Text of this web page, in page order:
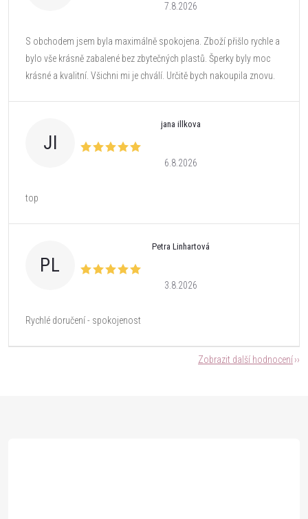
7.8.2026
S obchodem jsem byla maximálně spokojena. Zboží přišlo rychle a
bylo vše krásně zabalené bez zbytečných plastů. Šperky byly moc
krásné a kvalitní. Všichni mi je chválí. Určitě bych nakoupila znovu.
JI
jana illkova
6.8.2026
top
PL
Petra Linhartová
3.8.2026
Rychlé doručení - spokojenost
Zobrazit další hodnocení